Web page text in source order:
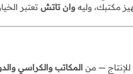
مكتبك، وليه وان تاتش تعتبر
— من المكاتب والكراسي